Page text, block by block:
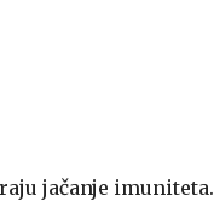
jačanje imuniteta.